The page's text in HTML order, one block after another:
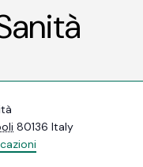
80136 Italy